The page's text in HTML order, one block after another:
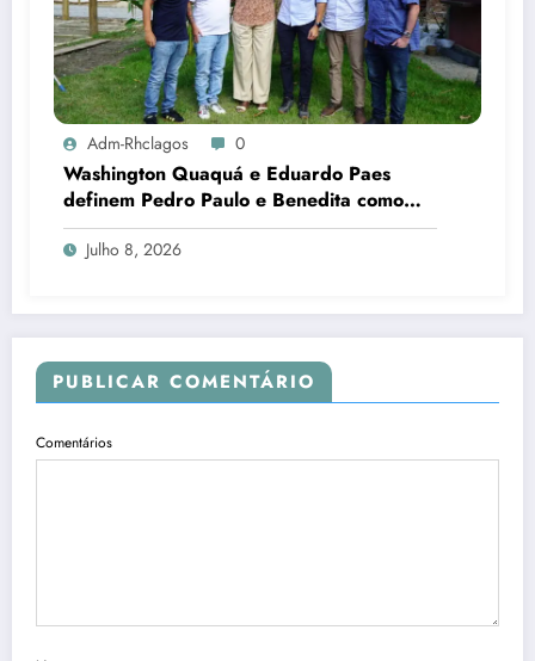
Adm-Rhclagos 0
Washington Quaquá e Eduardo Paes
definem Pedro Paulo e Benedita como
candidatos ao Senado no Rio
Julho 8, 2026
PUBLICAR COMENTÁRIO
Comentários